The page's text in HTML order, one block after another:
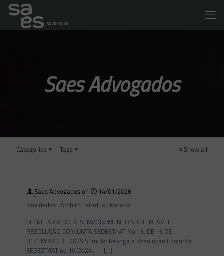
Saes Advogados
Categories Tags Show all
Saes Advogadoson
14/01/2026
Novidades | Âmbito Estadual: Paraná
SECRETARIA DO DESENVOLVIMENTO SUSTENTÁVEL
RESOLUÇÃO CONJUNTA SEDEST/IAT No 13, DE 16 DE
DEZEMBRO DE 2025 Súmula: Revoga a Resolução Conjunta
SEDEST/IAT no 10/2024.
[…]